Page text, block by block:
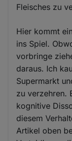
Fleisches zu
Hier kommt
ins Spiel.
vorbringe
daraus. Ich
Supermarkt
zu verzehren.
kognitive
diesem
Artikel oben